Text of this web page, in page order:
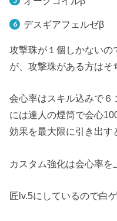
デスギアフェルゼβ
攻撃珠が１個しかないの
が、攻撃珠がある方はそ
会心率はスキル込みで６
には達人の煙筒で会心
効果を最大限に引き出す
カスタム強化は会心率を
匠lv.5にしているので白